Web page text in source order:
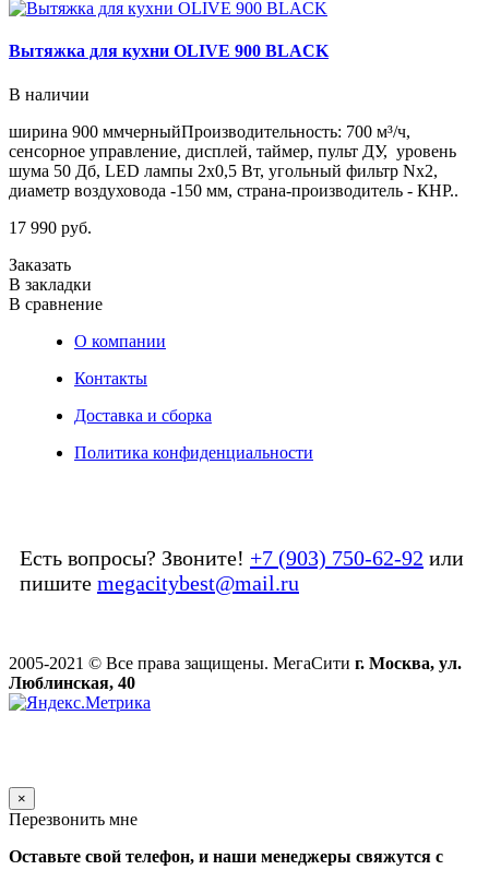
Вытяжка для кухни OLIVE 900 BLACK
В наличии
ширина 900 ммчерныйПроизводительность: 700 м³/ч,
сенсорное управление, дисплей, таймер, пульт ДУ, уровень
шума 50 Дб, LED лампы 2х0,5 Вт, угольный фильтр Nx2,
диаметр воздуховода -150 мм, страна-производитель - КНР..
17 990 руб.
Заказать
В закладки
В сравнение
О компании
Контакты
Доставка и сборка
Политика конфиденциальности
Есть вопросы? Звоните! +7 (903) 750-62-92 или
пишите megacitybest@mail.ru
2005-2021 © Все права защищены. МегаСити г. Москва, ул.
Люблинская, 40
×
Перезвонить мне
Оставьте свой телефон, и наши менеджеры свяжутся с